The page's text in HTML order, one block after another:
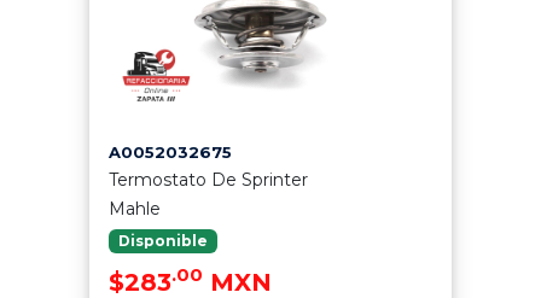
A0052032675
Termostato De Sprinter
Mahle
Disponible
$283.00 MXN